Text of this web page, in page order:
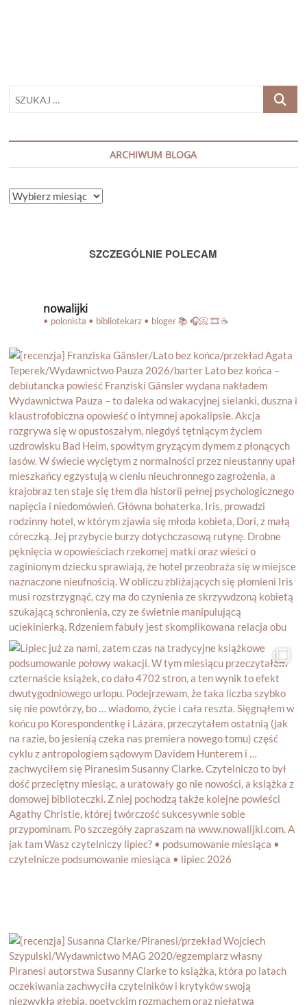
SZUKAJ
ARCHIWUM BLOGA
ARCHIWUM
SZCZEGÓLNIE POLECAM
nowalijki
• polonista • bibliotekarz • bloger📚 🎧📀 🎞️ ☕️